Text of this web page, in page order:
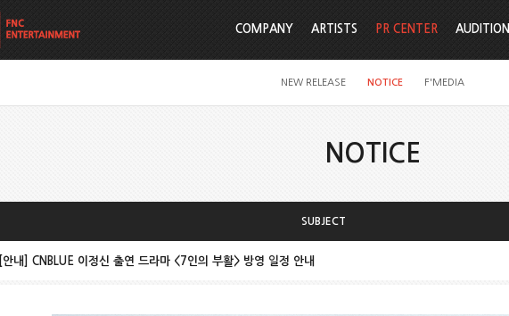
COMPANY ARTISTS PR CENTER
NEW RELEASE NOTICE F'MEDIA
AUDITION
NOTICE
SUBJECT
[안내] CNBLUE 이정신 출연 드라마 <7인의 부활> 방영 일정 안내